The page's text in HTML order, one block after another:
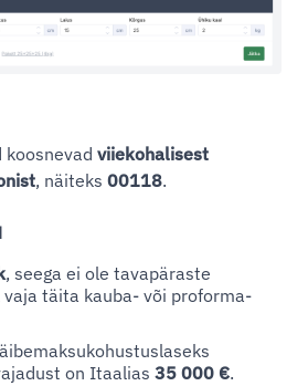
viiekohalisest
, näiteks 00118.
, seega ei ole tavapäraste
täita kauba- või proforma-
on Itaalias 35 000 €.